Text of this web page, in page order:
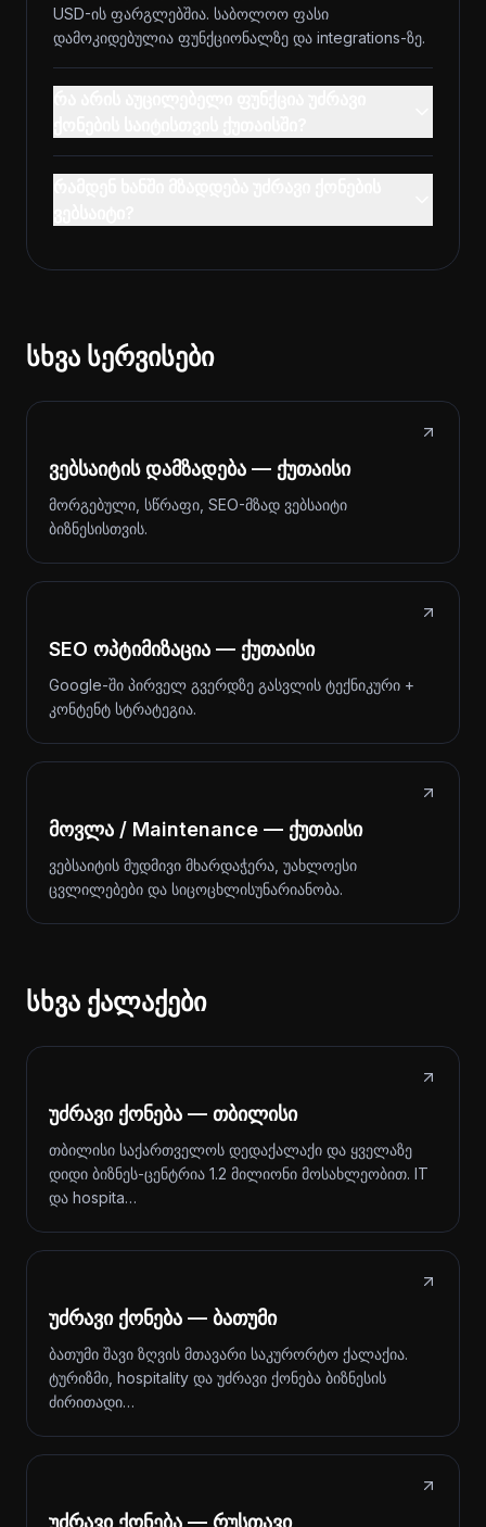
USD-ის ფარგლებშია. საბოლოო ფასი
დამოკიდებულია ფუნქციონალზე და integrations-ზე.
სხვა სერვისები
ვებსაიტის დამზადება — ქუთაისი
მორგებული, სწრაფი, SEO-მზად ვებსაიტი
ბიზნესისთვის.
SEO ოპტიმიზაცია — ქუთაისი
Google-ში პირველ გვერდზე გასვლის ტექნიკური +
კონტენტ სტრატეგია.
მოვლა / Maintenance — ქუთაისი
ვებსაიტის მუდმივი მხარდაჭერა, უახლოესი
ცვლილებები და სიცოცხლისუნარიანობა.
სხვა ქალაქები
უძრავი ქონება — თბილისი
თბილისი საქართველოს დედაქალაქი და ყველაზე
დიდი ბიზნეს-ცენტრია 1.2 მილიონი მოსახლეობით. IT
და hospita…
უძრავი ქონება — ბათუმი
ბათუმი შავი ზღვის მთავარი საკურორტო ქალაქია.
ტურიზმი, hospitality და უძრავი ქონება ბიზნესის
ძირითადი…
უძრავი ქონება — რუსთავი